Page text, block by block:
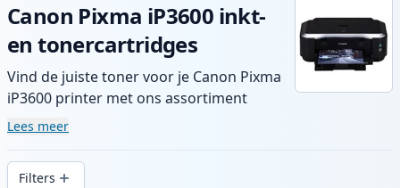
Canon Pixma iP3600 inkt-
en tonercartridges
Vind de juiste toner voor je Canon Pixma
iP3600 printer met ons assortiment
compatibele en high-yield cartridges.
snelle levering vanuit lokale voorraad in .
Lees meer
Filters